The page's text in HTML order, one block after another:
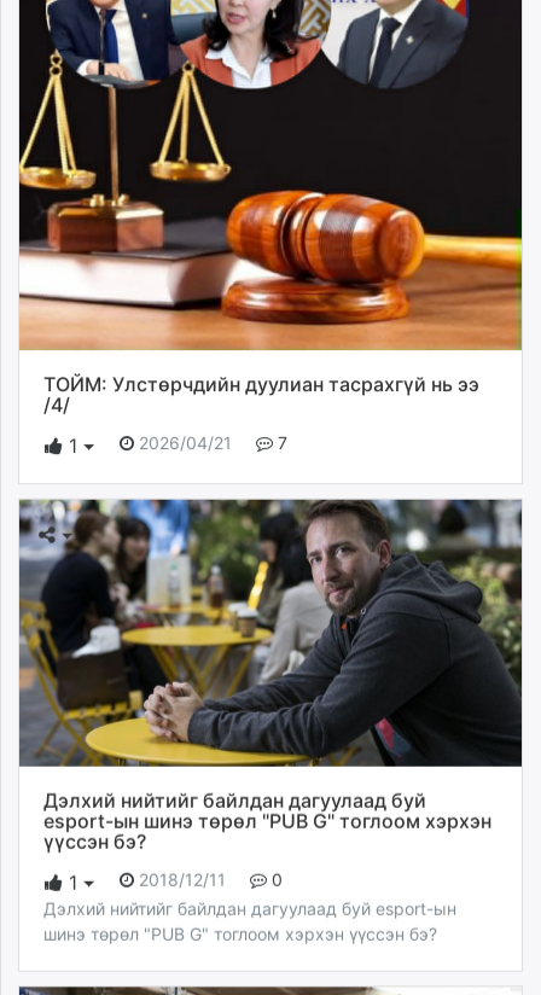
ТОЙМ: Улстөрчдийн дуулиан тасрахгүй нь ээ
/4/
1
2026/04/21 7
Дэлхий нийтийг байлдан дагуулаад буй
еsport-ын шинэ төрөл "PUB G" тоглоом хэрхэн
үүссэн бэ?
1
2018/12/11
0
Дэлхий нийтийг байлдан дагуулаад буй еsport-ын
шинэ төрөл "PUB G" тоглоом хэрхэн үүссэн бэ?